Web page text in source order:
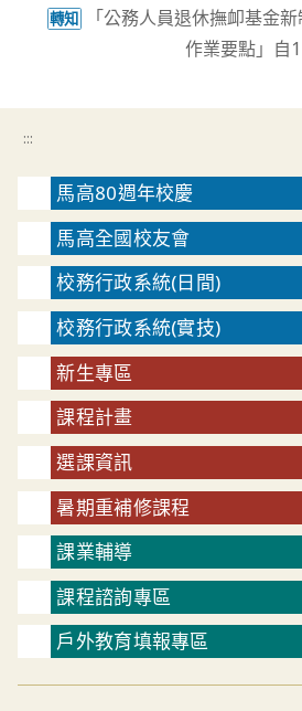
轉知
「公務人員退休撫卹基金
作業要點」自
:::
馬高80週年校慶
馬高全國校友會
校務行政系統(日間)
校務行政系統(實技)
新生專區
課程計畫
選課資訊
暑期重補修課程
課業輔導
課程諮詢專區
戶外教育填報專區